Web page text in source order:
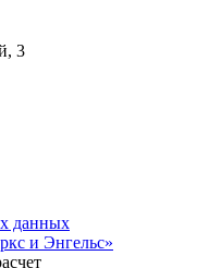
3
данных
и Энгельс»